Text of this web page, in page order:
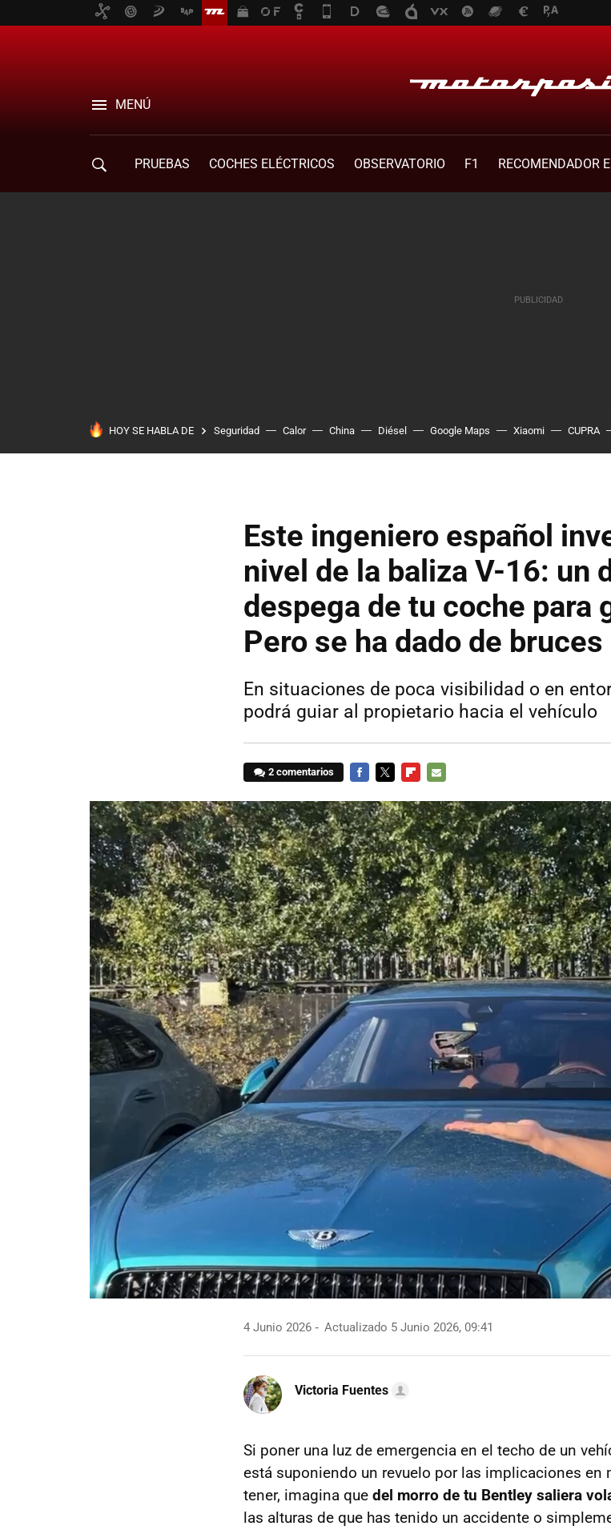
MENÚ
PRUEBAS COCHES ELÉCTRICOS OBSERVATORIO F1
RECOMENDADOR
HOY SE HABLA DE Seguridad Calor China Diésel Google Maps Xiaomi CUPRA
Este ingeniero español
nivel de la baliza V-16: un
despega de tu coche para
Pero se ha dado de
En situaciones de poca visibilidad o en
podrá guiar al propietario hacia el vehículo
2 comentarios
MAIL
4 Junio 2026 Actualizado 5 Junio 2026, 09:41
Victoria Fuentes
Si poner una luz de emergencia en el techo de un
está suponiendo un revuelo por las implicaciones en
tener, imagina que del morro de tu Bentley saliera
las alturas de que has tenido un accidente o